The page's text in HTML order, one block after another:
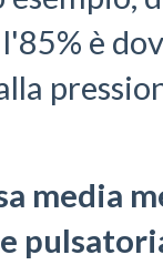
è
media